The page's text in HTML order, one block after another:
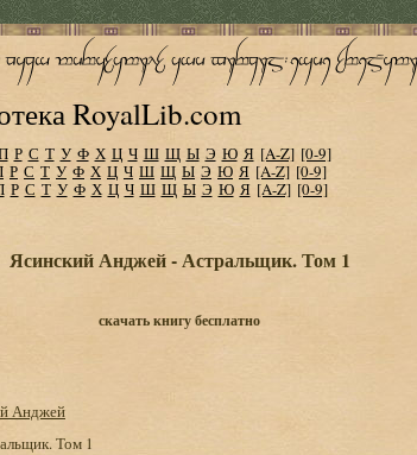
RoyalLib.com
Р С Т У Ф Х Ц Ч Ш Щ Ы Э Ю Я [A-Z] [0-9]
Р С Т У Ф Х Ц Ч Ш Щ Ы Э Ю Я [A-Z] [0-9]
Р С Т У Ф Х Ц Ч Ш Щ Ы Э Ю Я [A-Z] [0-9]
Ясинский Анджей - Астральщик. Том 1
скачать книгу бесплатно
Анджей
Том 1